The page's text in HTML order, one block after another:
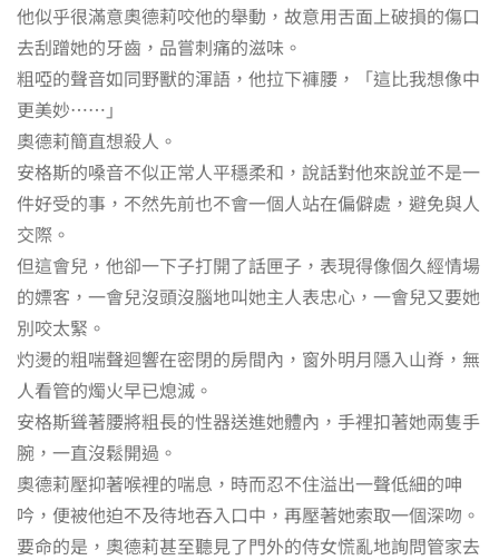
他似乎很滿意奧德莉咬他的舉動，故意用舌面上破損的傷口
去刮蹭她的牙齒，品嘗刺痛的滋味。
粗啞的聲音如同野獸的渾語，他拉下褲腰，「這比我想像中
更美妙……」
奧德莉簡直想殺人。
安格斯的嗓音不似正常人平穩柔和，說話對他來說並不是一
件好受的事，不然先前也不會一個人站在偏僻處，避免與人
交際。
但這會兒，他卻一下子打開了話匣子，表現得像個久經情場
的嫖客，一會兒沒頭沒腦地叫她主人表忠心，一會兒又要她
別咬太緊。
灼燙的粗喘聲迴響在密閉的房間內，窗外明月隱入山脊，無
人看管的燭火早已熄滅。
安格斯聳著腰將粗長的性器送進她體內，手裡扣著她兩隻手
腕，一直沒鬆開過。
奧德莉壓抑著喉裡的喘息，時而忍不住溢出一聲低細的呻
吟，便被他迫不及待地吞入口中，再壓著她索取一個深吻。
要命的是，奧德莉甚至聽見了門外的侍女慌亂地詢問管家去